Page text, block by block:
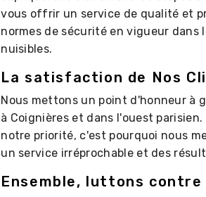
vous offrir un service de qualité et
normes de sécurité en vigueur
nuisibles.
La satisfaction de Nos
Nous mettons un point d'honneur à
à Coignières et dans l'ouest
notre priorité, c'est pourquoi nous
un service irréprochable et des
Ensemble, luttons